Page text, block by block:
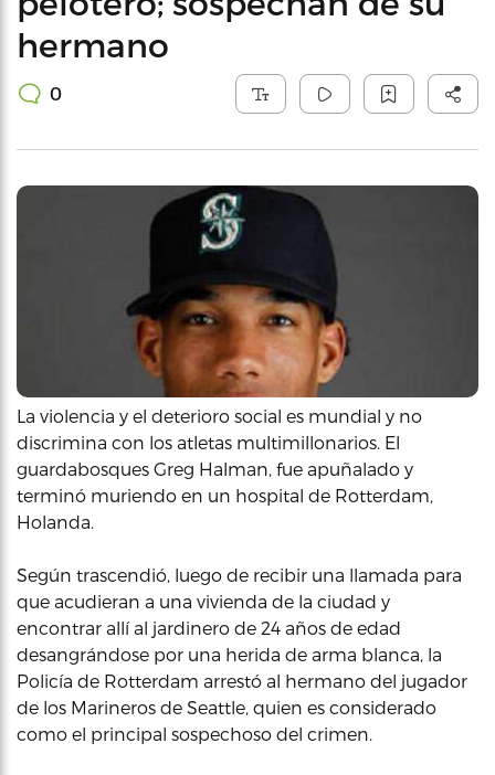
hermano
0
La violencia y el deterioro social es mundial y no
discrimina con los atletas multimillonarios. El
guardabosques Greg Halman, fue apuñalado y
terminó muriendo en un hospital de Rotterdam,
Holanda.
Según trascendió, luego de recibir una llamada para
que acudieran a una vivienda de la ciudad y
encontrar allí al jardinero de 24 años de edad
desangrándose por una herida de arma blanca, la
Policía de Rotterdam arrestó al hermano del jugador
de los Marineros de Seattle, quien es considerado
como el principal sospechoso del crimen.